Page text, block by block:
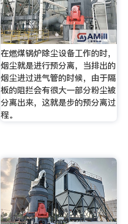
在燃煤锅炉除尘设备工作的时，
烟尘就是进行预分离，当排出的
烟尘进过进气管的时候，由于隔
板的阻拦会有很大一部分粉尘被
分离出来，这就是步的预分离过
程。